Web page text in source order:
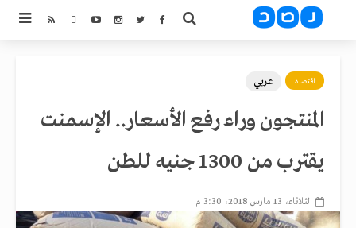
اقتصاد عربي
المنتجون وراء رفع الأسعار.. الإسمنت
يقترب من 1300 جنيه للطن
الثلاثاء، 13 مارس 2018، 3:30 م